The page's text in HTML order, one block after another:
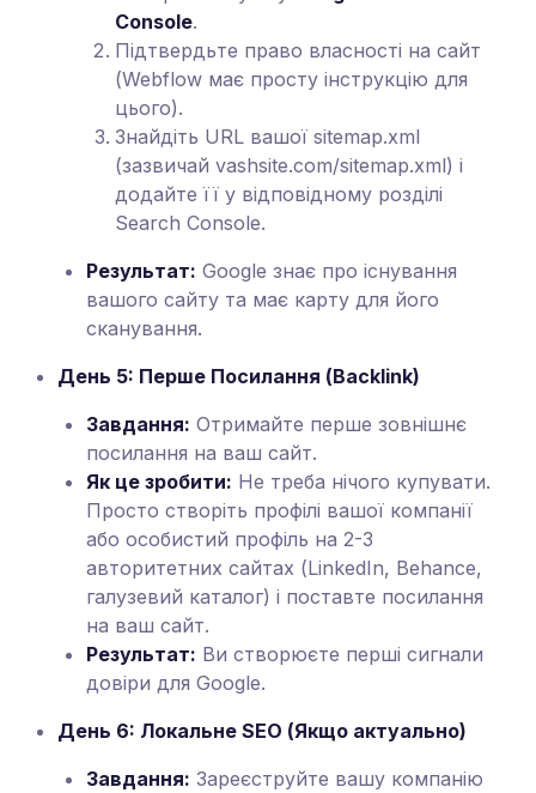
Console.
Підтвердьте право власності на сайт
(Webflow має просту інструкцію для
цього).
Знайдіть URL вашої sitemap.xml
(зазвичай vashsite.com/sitemap.xml) і
додайте її у відповідному розділі
Search Console.
Результат: Google знає про існування
вашого сайту та має карту для його
сканування.
День 5: Перше Посилання (Backlink)
Завдання: Отримайте перше зовнішнє
посилання на ваш сайт.
Як це зробити: Не треба нічого купувати.
Просто створіть профілі вашої компанії
або особистий профіль на 2-3
авторитетних сайтах (LinkedIn, Behance,
галузевий каталог) і поставте посилання
на ваш сайт.
Результат: Ви створюєте перші сигнали
довіри для Google.
День 6: Локальне SEO (Якщо актуально)
Завдання: Зареєструйте вашу компанію